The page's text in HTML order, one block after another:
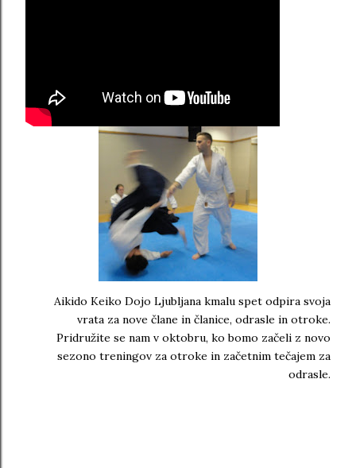
Aikido Keiko Dojo Ljubljana kmalu spet odpira svoja
vrata za nove člane in članice, odrasle in otroke.
Pridružite se nam v oktobru, ko bomo začeli z novo
sezono treningov za otroke in začetnim tečajem za
odrasle.